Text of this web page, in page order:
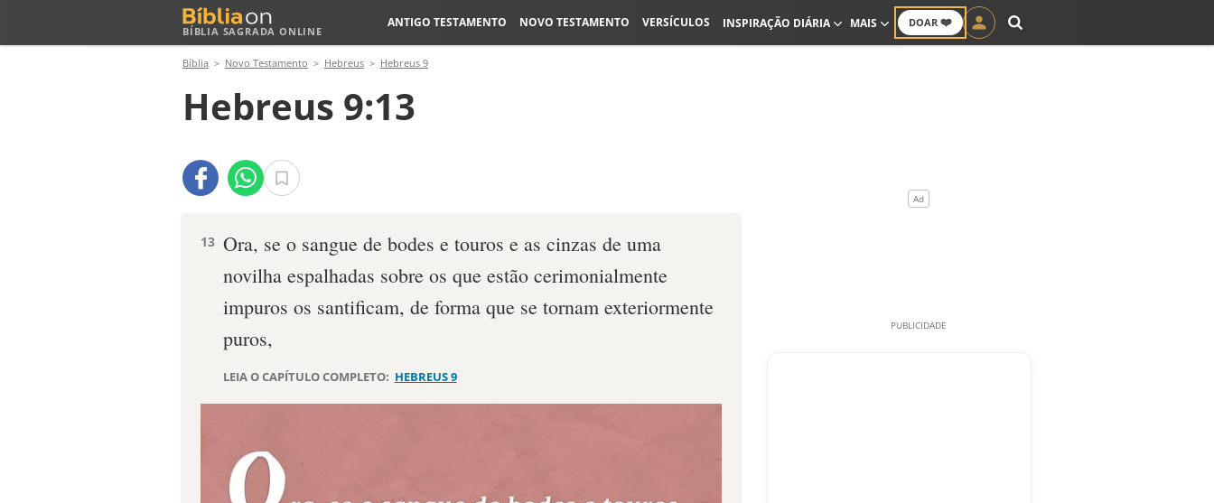
BÍBLIA SAGRADA ONLINE
DOAR ❤️
ANTIGO TESTAMENTO NOVO TESTAMENTO VERSÍCULOS INSPIRAÇÃO DIÁRIA MAIS
Bíblia Novo Testamento Hebreus Hebreus 9
Hebreus 9:13
13 Ora, se o sangue de bodes e touros e as cinzas de uma
novilha espalhadas sobre os que estão cerimonialmente
impuros os santificam, de forma que se tornam exteriormente
puros,
LEIA O CAPÍTULO COMPLETO: HEBREUS 9